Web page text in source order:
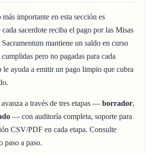
importante en esta sección es
cada sacerdote reciba el pago por las Misas
mantiene un saldo en curso
pero no pagadas para cada
le ayuda a emitir un pago limpio que cubra
a través de tres etapas — borrador,
— con auditoría completa, soporte para
CSV/PDF en cada etapa. Consulte
paso a paso.